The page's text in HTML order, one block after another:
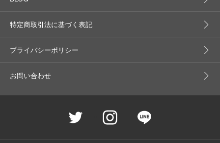
特定商取引法に基づく表記
プライバシーポリシー
お問い合わせ